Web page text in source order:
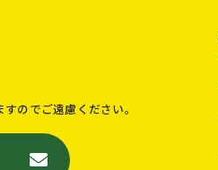
のでご遠慮ください。